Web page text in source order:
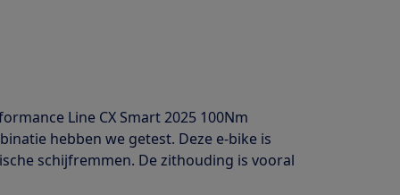
Line CX Smart 2025 100Nm
hebben we getest. Deze e-bike is
schijfremmen. De zithouding is vooral